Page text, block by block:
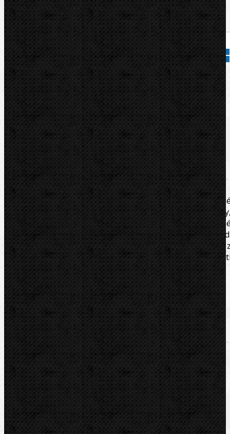
Množství:
Přidat do košíku
Kód zboží: 011600
Značka:
VIRAX
Popis
Soubory/Odkazy
Zařazení
Komentáře (0)
Profesionální páskové hasáky Virax umožňují
uchopení dílů s relativně hladkým povrchem jako
baterie, filtry, konektory, fitinky nebo
armatury, díly z nerezové oceli, mědi, plastu a
Vyměnitelný, vysoce odolný nylonový pás. Rukojeť
vysoce odolné lehké slitiny.Profil na konci
umožňuje samovolné zesílení uchopení.
Soubory/Odkazy
Video návod
Zařazení
Hasáky, kleště, klíče
Hasáky, kleště, klíče / Hasáky páskové(kurtové)
Komentáře